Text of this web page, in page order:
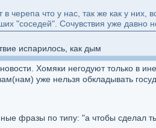
черепа что у нас, так же как у
"соседей". Сочувствия уже давно
испарилось, как дым
Хомяки негодуют только в
уже нельзя обкладывать
фразы по типу: "а чтобы сделал